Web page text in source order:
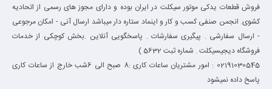
فروش قطعات یدکی موتور سیکلت در ایران بوده و دارای مجوز های رسمی از اتحادیه
کشوی. انجمن صنفی کسب و کار و اینماد ستاره دار میباشد ارسال آنی - امکان مرجوعی
- ارسال سفارشی . پیگیری سفارشات . پاسخگویی آنلاین .بخش کوچکی از خدمات
فروشگاه دیجیسیکلت . شماره ثبت 5632 )
02191030545 : امور مشتریان ساعات کاری :8 صبح الی 6شب خارج از ساعات کاری
پاسخ داده نمیشود